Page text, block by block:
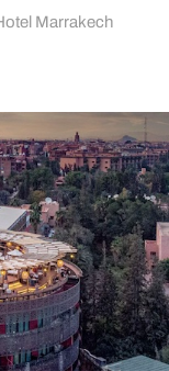
Marrakech